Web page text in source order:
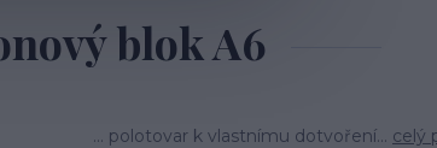
blok A6
... polotovar k vlastnímu dotvoření... celý